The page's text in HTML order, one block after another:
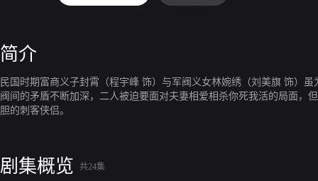
简介
民国时期富商义子封霄（程宇峰 饰）与军阀义女林婉绣（刘美旗 饰）
阀间的矛盾不断加深，二人被迫要面对夫妻相爱相杀你死我活的局面，
胆的刺客侠侣。
剧集概览 共24集